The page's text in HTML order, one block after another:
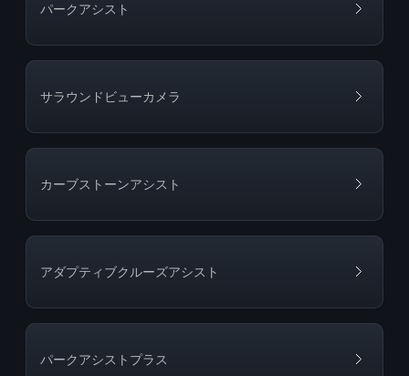
パークアシスト
サラウンドビューカメラ
カーブストーンアシスト
アダプティブクルーズアシスト
パークアシストプラス